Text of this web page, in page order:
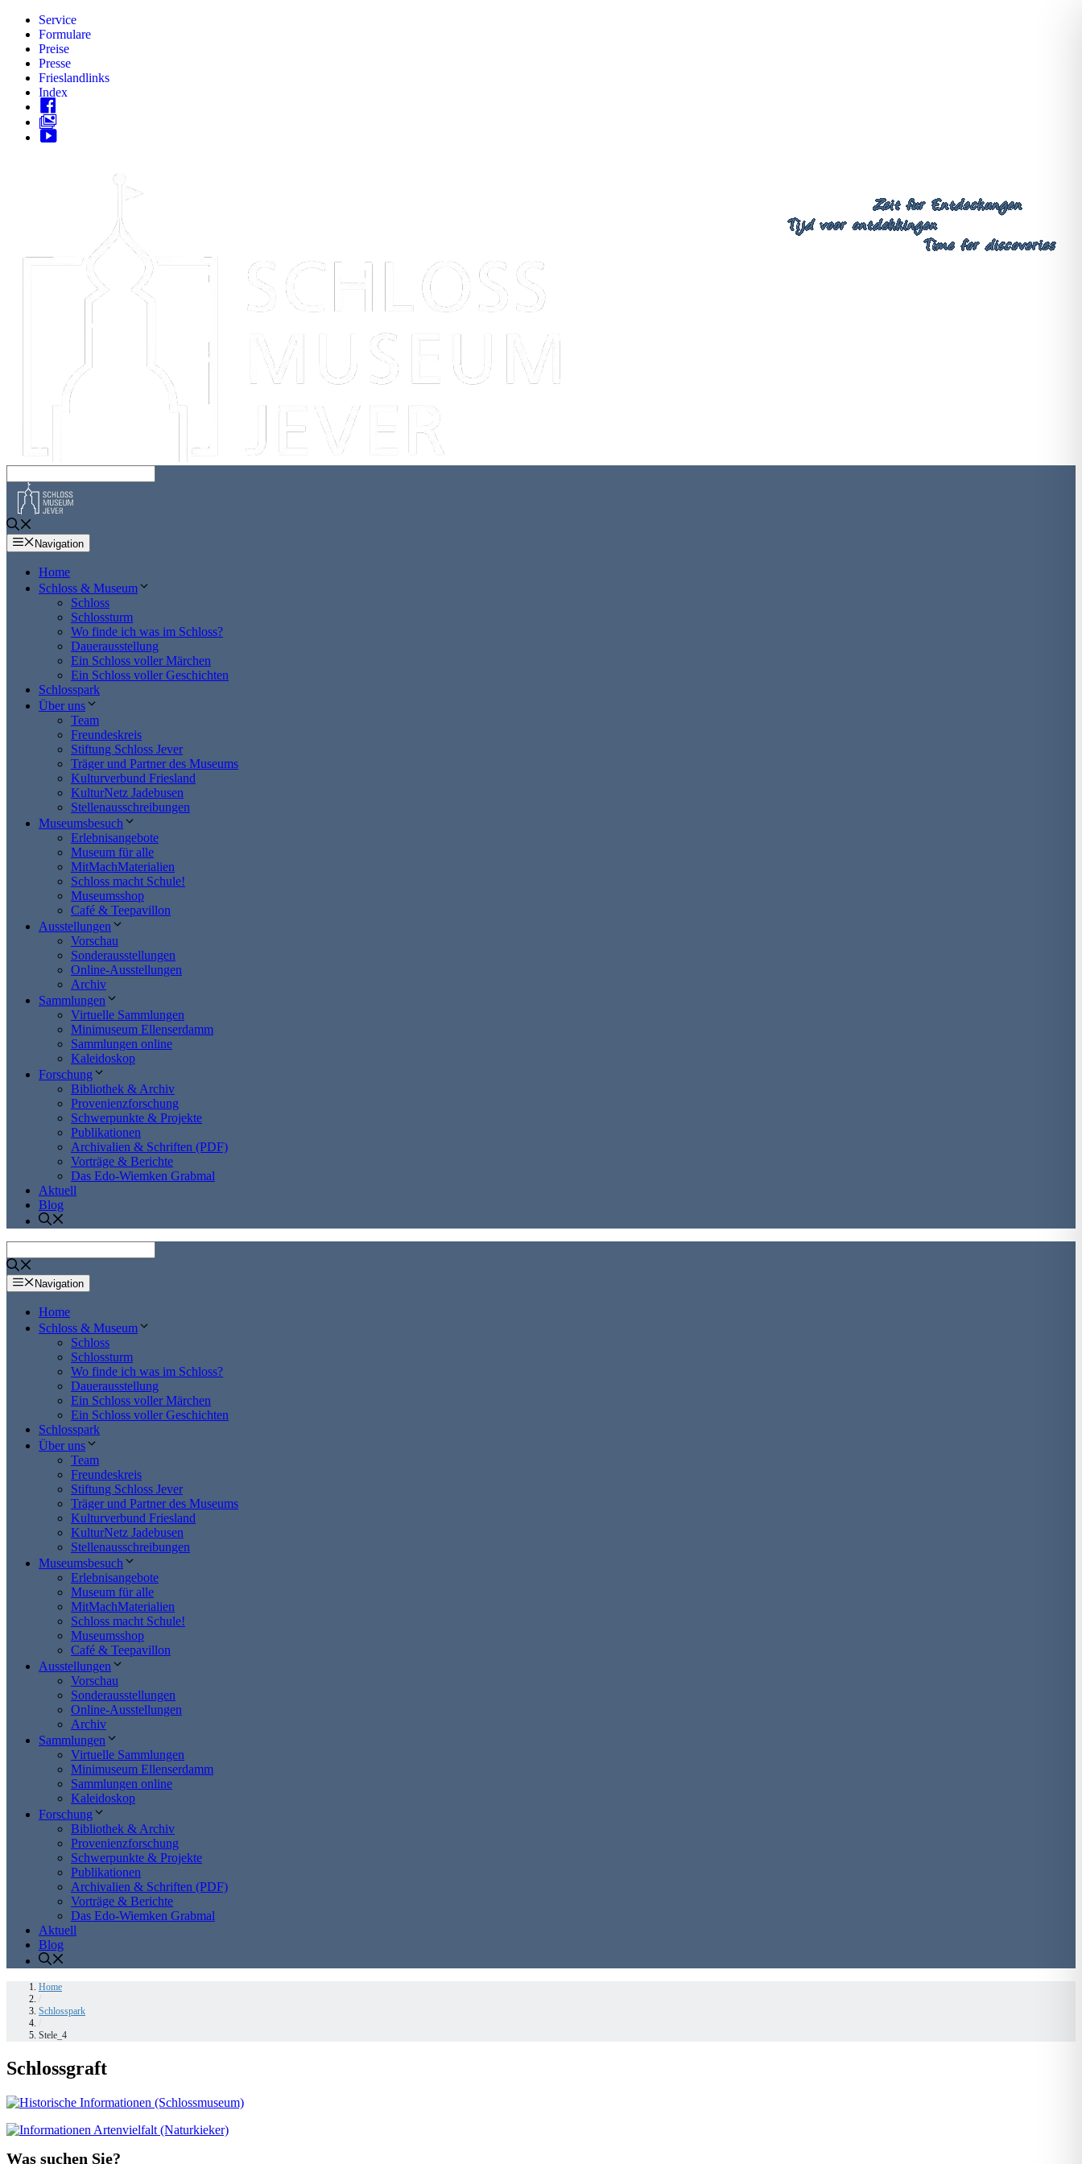
Zum
Inhalt
springen
Service
Formulare
Preise
Presse
Frieslandlinks
Index
Navigation
Home
Schloss & Museum
Schloss
Schlossturm
Wo finde ich was im Schloss?
Dauerausstellung
Ein Schloss voller Märchen
Ein Schloss voller Geschichten
Schlosspark
Über uns
Team
Freundeskreis
Stiftung Schloss Jever
Träger und Partner des Museums
Kulturverbund Friesland
KulturNetz Jadebusen
Stellenausschreibungen
Museumsbesuch
Erlebnisangebote
Museum für alle
MitMachMaterialien
Schloss macht Schule!
Museumsshop
Café & Teepavillon
Ausstellungen
Vorschau
Sonderausstellungen
Online-Ausstellungen
Archiv
Sammlungen
Virtuelle Sammlungen
Minimuseum Ellenserdamm
Sammlungen online
Kaleidoskop
Forschung
Bibliothek & Archiv
Provenienzforschung
Schwerpunkte & Projekte
Publikationen
Archivalien & Schriften (PDF)
Vorträge & Berichte
Das Edo-Wiemken Grabmal
Aktuell
Blog
Navigation
Home
Schloss & Museum
Schloss
Schlossturm
Wo finde ich was im Schloss?
Dauerausstellung
Ein Schloss voller Märchen
Ein Schloss voller Geschichten
Schlosspark
Über uns
Team
Freundeskreis
Stiftung Schloss Jever
Träger und Partner des Museums
Kulturverbund Friesland
KulturNetz Jadebusen
Stellenausschreibungen
Museumsbesuch
Erlebnisangebote
Museum für alle
MitMachMaterialien
Schloss macht Schule!
Museumsshop
Café & Teepavillon
Ausstellungen
Vorschau
Sonderausstellungen
Online-Ausstellungen
Archiv
Sammlungen
Virtuelle Sammlungen
Minimuseum Ellenserdamm
Sammlungen online
Kaleidoskop
Forschung
Bibliothek & Archiv
Provenienzforschung
Schwerpunkte & Projekte
Publikationen
Archivalien & Schriften (PDF)
Vorträge & Berichte
Das Edo-Wiemken Grabmal
Aktuell
Blog
Home
Schlosspark
Stele_4
Schlossgraft
Was suchen Sie?